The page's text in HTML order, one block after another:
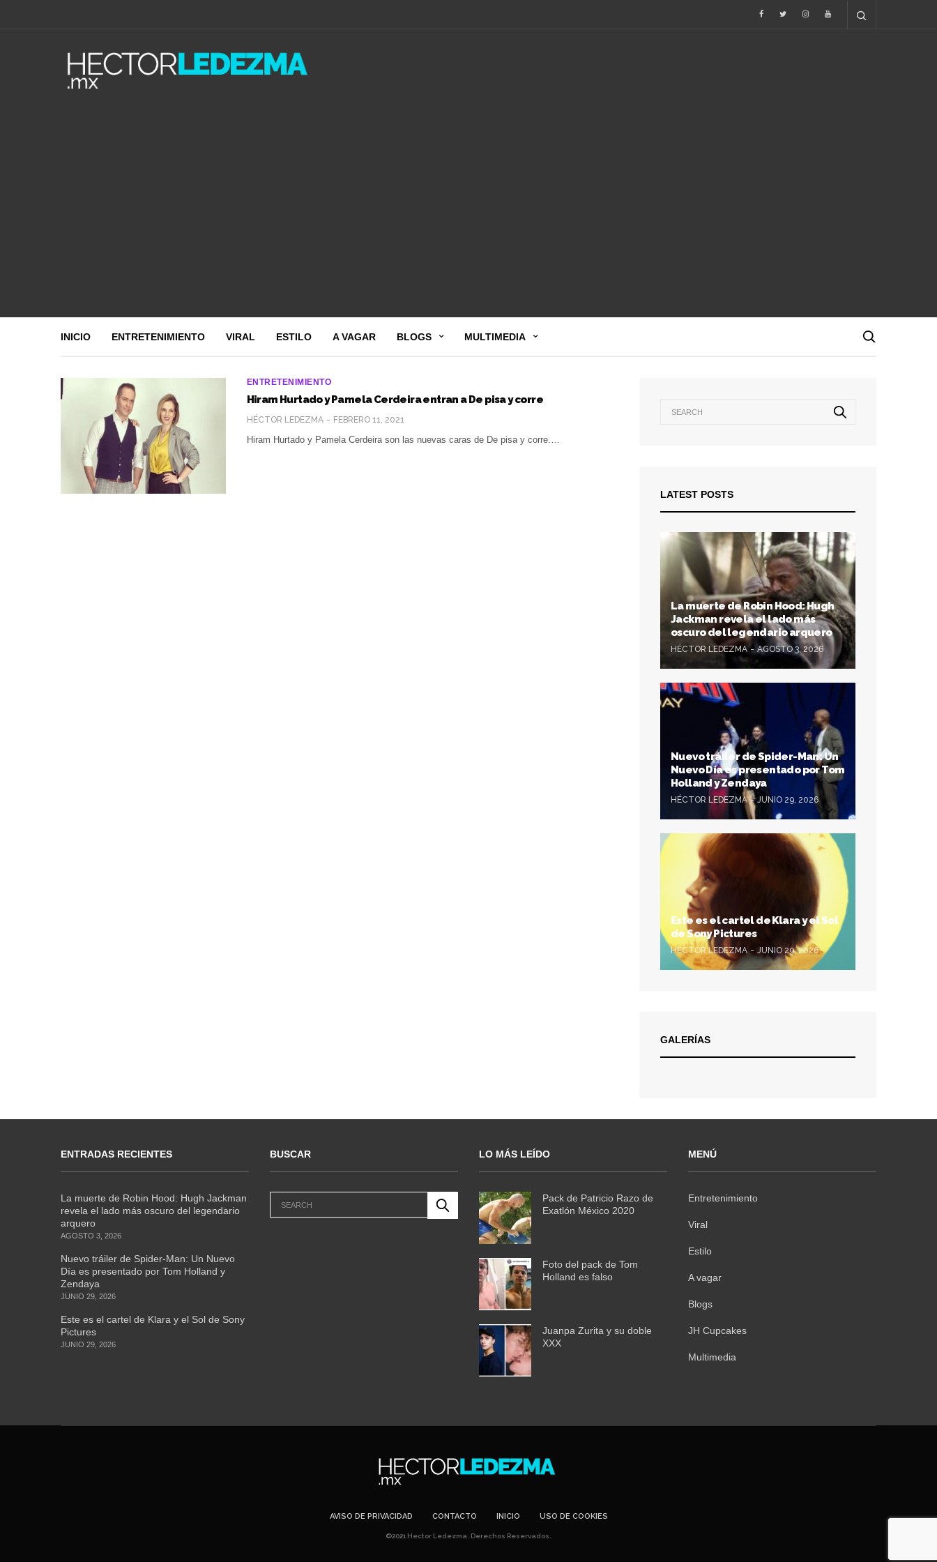
INICIO ENTRETENIMIENTO VIRAL ESTILO A VAGAR BLOGS MULTIMEDIA
ENTRETENIMIENTO
Hiram Hurtado y Pamela Cerdeira entran a De pisa y corre
HÉCTOR LEDEZMA FEBRERO 11, 2021
Hiram Hurtado y Pamela Cerdeira son las nuevas caras de De pisa y corre.…
LATEST POSTS
La muerte de Robin Hood: Hugh
Jackman revela el lado más
oscuro del legendario arquero
HÉCTOR LEDEZMA AGOSTO 3, 2026
Nuevo tráiler de Spider-Man: Un
Nuevo Día es presentado por Tom
Holland y Zendaya
HÉCTOR LEDEZMA JUNIO 29, 2026
Este es el cartel de Klara y el Sol
de Sony Pictures
HÉCTOR LEDEZMA JUNIO 29, 2026
GALERÍAS
ENTRADAS RECIENTES
La muerte de Robin Hood: Hugh Jackman
revela el lado más oscuro del legendario
arquero
AGOSTO 3, 2026
Nuevo tráiler de Spider-Man: Un Nuevo
Día es presentado por Tom Holland y
Zendaya
JUNIO 29, 2026
Este es el cartel de Klara y el Sol de Sony
Pictures
JUNIO 29, 2026
BUSCAR LO MÁS LEÍDO
Pack de Patricio Razo de
Exatlón México 2020
Foto del pack de Tom
Holland es falso
Juanpa Zurita y su doble
XXX
MENÚ
Entretenimiento
Viral
Estilo
A vagar
Blogs
JH Cupcakes
Multimedia
AVISO DE PRIVACIDAD CONTACTO INICIO USO DE COOKIES
©2021 Hector Ledezma. Derechos Reservados.